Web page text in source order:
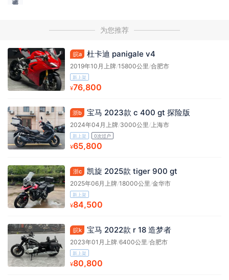
为您推荐
皖a 杜卡迪 panigale v4
2019年10月上牌/15800公里/合肥市
新上架
¥76,800
浙b 宝马 2023款 c 400 gt 探险版
2024年04月上牌/3000公里 /上海市
新上架 0次过户
¥65,800
浙c 凯旋 2025款 tiger 900 gt
2025年06月上牌/18000公里 /金华市
新上架
¥84,500
皖k 宝马 2022款 r 18 造梦者
2023年01月上牌/6400公里 /合肥市
新上架
¥80,800